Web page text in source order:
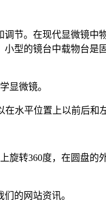
节。在现代显微镜中
型的镜台中载物台是
显微镜。
水平位置上以前后和
转360度，在圆盘的
的网站资讯。